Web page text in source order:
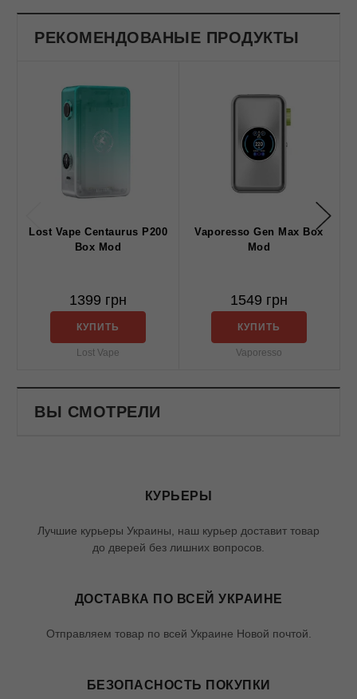
РЕКОМЕНДОВАНЫЕ ПРОДУКТЫ
Lost Vape Centaurus P200
Box Mod
1399 грн
КУПИТЬ
Lost Vape
Vaporesso Gen Max Box
Mod
1549 грн
КУПИТЬ
Vaporesso
ВЫ СМОТРЕЛИ
КУРЬЕРЫ
Лучшие курьеры Украины, наш курьер доставит товар
до дверей без лишних вопросов.
ДОСТАВКА ПО ВСЕЙ УКРАИНЕ
Отправляем товар по всей Украине Новой почтой.
БЕЗОПАСНОСТЬ ПОКУПКИ